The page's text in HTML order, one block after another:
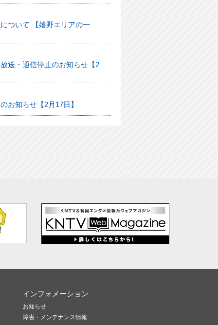
ついて 【嬉野エリアの一
送・通信停止のお知らせ【2
お知らせ【2月17日】
インフォメーション
お知らせ
障害・メンテナンス情報